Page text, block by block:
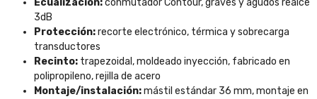
Ecualización:conmutador Contour, graves y agudos realce
3dB
Protección:recorte electrónico, térmica y sobrecarga
transductores
Recinto: trapezoidal, moldeado inyección, fabricado en
polipropileno, rejilla de acero
Montaje/instalación:mástil estándar 36 mm, montaje en